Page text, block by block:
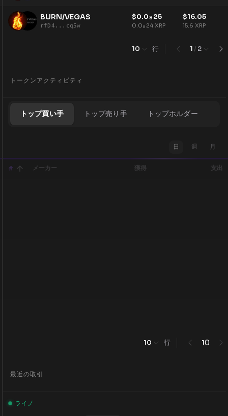
BURN/VEGAS
rfD4...cq5w
$0.08 25
0.0 8 24 XRP
$16.05
15.6 XRP
10 行 1/ 2
トークンアクティビティ
トップ買い手 トップ売り手 トップホルダー
日 週 月
# メーカー 獲得 支出
10 行 10
最近の取引
ライブ